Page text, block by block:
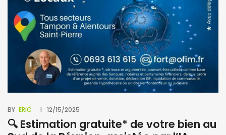
BY ERIC 12/15/2025
🔍 Estimation gratuite* de votre bien au